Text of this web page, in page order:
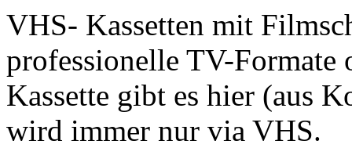
VHS- Kassetten mit
professionelle TV-Formate
Kassette gibt es hier (aus
wird immer nur via VHS.